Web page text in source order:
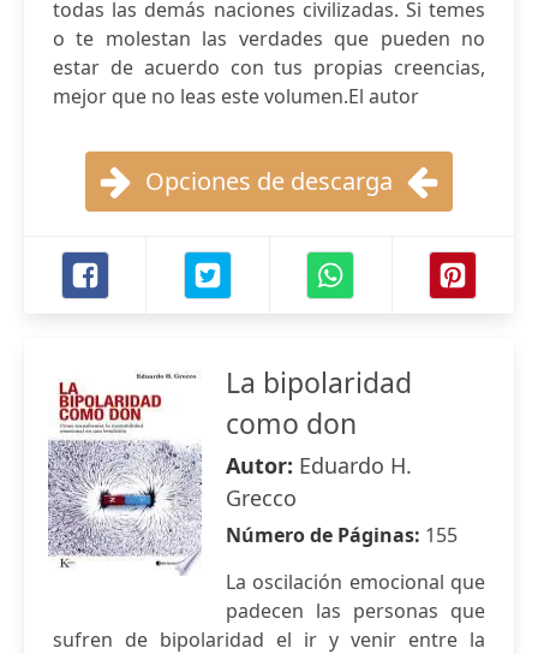
todas las demás naciones civilizadas. Si temes
o te molestan las verdades que pueden no
estar de acuerdo con tus propias creencias,
mejor que no leas este volumen.El autor
Opciones de descarga
La bipolaridad
como don
Autor: Eduardo H.
Grecco
Número de Páginas: 155
La oscilación emocional que
padecen las personas que
sufren de bipolaridad el ir y venir entre la